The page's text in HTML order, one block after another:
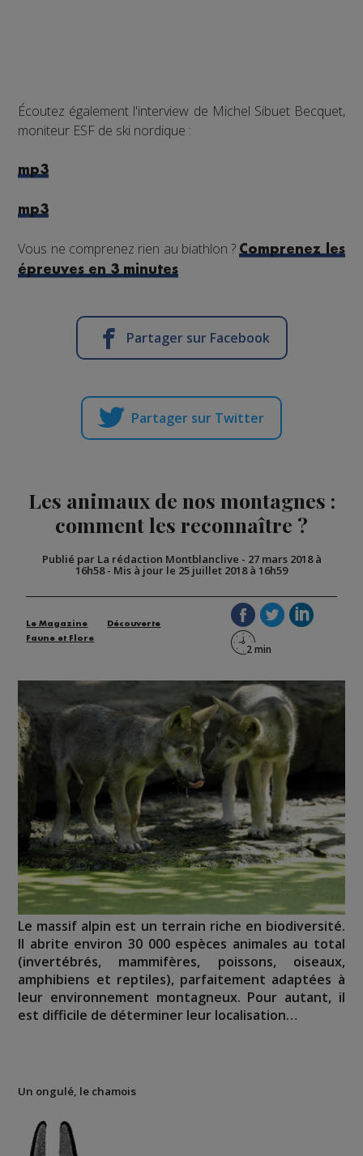
Écoutez également l'interview de Michel Sibuet Becquet,
moniteur ESF de ski nordique :
mp3
mp3
Vous ne comprenez rien au biathlon ?Comprenez les
épreuves en 3 minutes
Partager sur Facebook
Partager sur Twitter
Les animaux de nos montagnes :
comment les reconnaître ?
Publié par La rédaction Montblanclive - 27 mars 2018 à
16h58- Mis à jour le 25 juillet 2018 à 16h59
Le Magazine
Découverte
Faune et Flore
Le massif alpin est un terrain riche en biodiversité.
Il abrite environ 30 000 espèces animales au total
(invertébrés, mammifères, poissons, oiseaux,
amphibiens et reptiles), parfaitement adaptées à
leur environnement montagneux. Pour autant, il
est difficile de déterminer leur localisation…
Un ongulé, le chamois